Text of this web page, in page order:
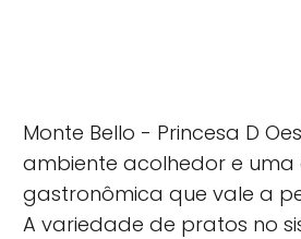
Monte Bello - Princesa D
ambiente acolhedor e uma
gastronômica que vale a
A variedade de pratos no